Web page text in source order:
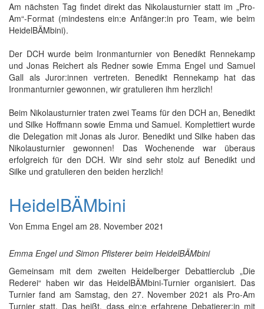
Am nächsten Tag findet direkt das Nikolausturnier statt im „Pro-
Am“-Format (mindestens ein:e Anfänger:in pro Team, wie beim
HeidelBÄMbini).
Der DCH wurde beim Ironmanturnier von Benedikt Rennekamp
und Jonas Reichert als Redner sowie Emma Engel und Samuel
Gall als Juror:innen vertreten. Benedikt Rennekamp hat das
Ironmanturnier gewonnen, wir gratulieren ihm herzlich!
Beim Nikolausturnier traten zwei Teams für den DCH an, Benedikt
und Silke Hoffmann sowie Emma und Samuel. Komplettiert wurde
die Delegation mit Jonas als Juror. Benedikt und Silke haben das
Nikolausturnier gewonnen! Das Wochenende war überaus
erfolgreich für den DCH. Wir sind sehr stolz auf Benedikt und
Silke und gratulieren den beiden herzlich!
HeidelBÄMbini
Von Emma Engel am 28. November 2021
Emma Engel und Simon Pfisterer beim HeidelBÄMbini
Gemeinsam mit dem zweiten Heidelberger Debattierclub „Die
Rederei“ haben wir das HeidelBÄMbini-Turnier organisiert. Das
Turnier fand am Samstag, den 27. November 2021 als Pro-Am
Turnier statt. Das heißt, dass ein:e erfahrene Debatierer:in mit